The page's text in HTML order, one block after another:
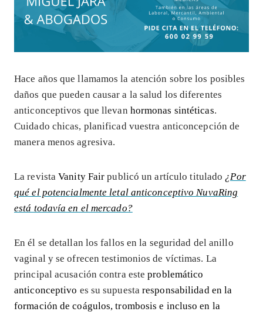
Hace años que llamamos la atención sobre los posibles
daños que pueden causar a la salud los diferentes
anticonceptivos que llevan hormonas sintéticas.
Cuidado chicas, planificad vuestra anticoncepción de
manera menos agresiva.
La revistaVanity Fairpublicó un artículo titulado ¿Por
qué el potencialmente letal anticonceptivo NuvaRing
está todavía en el mercado?
En él se detallan los fallos en la seguridad del anillo
vaginal y se ofrecen testimonios de víctimas. La
principal acusación contra esteproblemático
anticonceptivo es su supuestaresponsabilidad en la
formación de coágulos, trombosis e incluso en la